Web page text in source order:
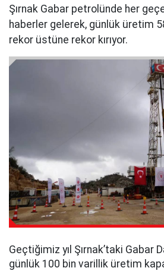
Şırnak Gabar petrolünde her
haberler gelerek, günlük üretim
rekor üstüne rekor kırıyor.
Geçtiğimiz yıl Şırnak’taki Gabar
günlük 100 bin varillik üretim